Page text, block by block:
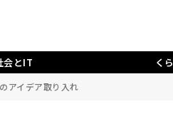
会とIT く
アイデア取り入れ